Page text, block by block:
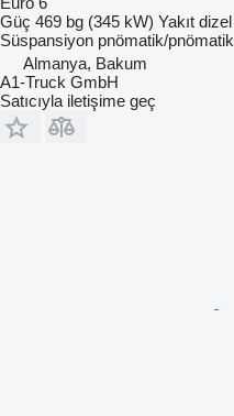
Güç 469 bg (345 kW) Yakıt dizel
Süspansiyon pnömatik/pnömatik
Almanya, Bakum
A1-Truck GmbH
Satıcıyla iletişime geç